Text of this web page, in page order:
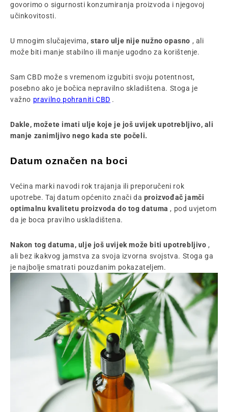
govorimo o sigurnosti konzumiranja proizvoda i njegovoj
učinkovitosti.
U mnogim slučajevima, staro ulje nije nužno opasno , ali
može biti manje stabilno ili manje ugodno za korištenje.
Sam CBD može s vremenom izgubiti svoju potentnost,
posebno ako je bočica nepravilno skladištena. Stoga je
važno pravilno pohraniti CBD .
Dakle, možete imati ulje koje je još uvijek upotrebljivo, ali
manje zanimljivo nego kada ste počeli.
Datum označen na boci
Većina marki navodi rok trajanja ili preporučeni rok
upotrebe. Taj datum općenito znači da proizvođač jamči
optimalnu kvalitetu proizvoda do tog datuma , pod uvjetom
da je boca pravilno uskladištena.
Nakon tog datuma, ulje još uvijek može biti upotrebljivo ,
ali bez ikakvog jamstva za svoja izvorna svojstva. Stoga ga
je najbolje smatrati pouzdanim pokazateljem.